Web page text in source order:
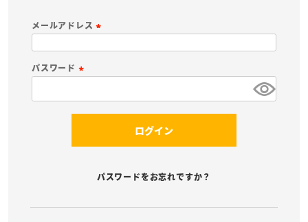
メールアドレス
須
パスワード
ログイン
パスワードをお忘れですか？